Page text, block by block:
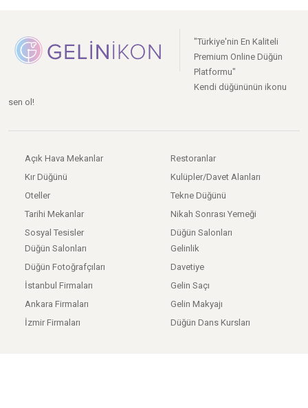
"Türkiye'nin En Kaliteli
Premium Online Düğün
Platformu"
Kendi düğününün ikonu
sen ol!
Açık Hava Mekanlar
Kır Düğünü
Oteller
Tarihi Mekanlar
Sosyal Tesisler
Restoranlar
Kulüpler/Davet Alanları
Tekne Düğünü
Nikah Sonrası Yemeği
Düğün Salonları
Düğün Salonları
Düğün Fotoğrafçıları
İstanbul Firmaları
Ankara Firmaları
İzmir Firmaları
Gelinlik
Davetiye
Gelin Saçı
Gelin Makyajı
Düğün Dans Kursları